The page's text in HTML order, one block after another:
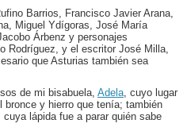
Barrios, Francisco Javier Arana,
Miguel Ydígoras, José María
Árbenz y personajes
Rodríguez, y el escritor José Milla,
que Asturias también sea
de mi bisabuela, Adela , cuyo lugar
bronce y hierro que tenía; también
, cuya lápida fue a parar quién sabe